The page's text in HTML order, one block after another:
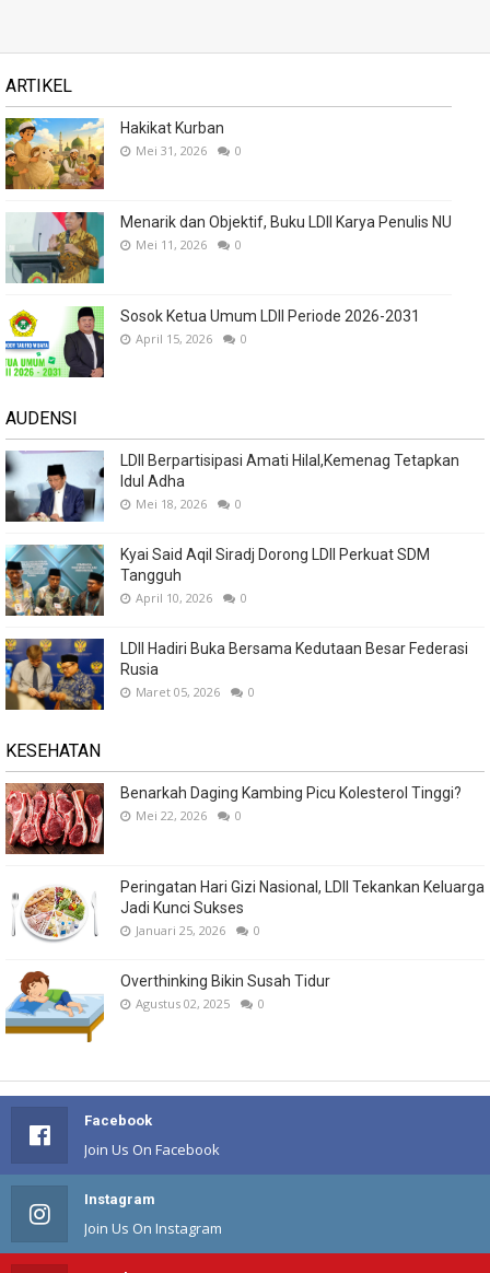
ARTIKEL
Hakikat Kurban
Mei 31, 2026 0
Menarik dan Objektif, Buku LDII Karya Penulis NU
Mei 11, 2026 0
Sosok Ketua Umum LDII Periode 2026-2031
April 15, 2026 0
AUDENSI
LDII Berpartisipasi Amati Hilal,Kemenag Tetapkan
Idul Adha
Mei 18, 2026 0
Kyai Said Aqil Siradj Dorong LDII Perkuat SDM
Tangguh
April 10, 2026 0
LDII Hadiri Buka Bersama Kedutaan Besar Federasi
Rusia
Maret 05, 2026 0
KESEHATAN
Benarkah Daging Kambing Picu Kolesterol Tinggi?
Mei 22, 2026 0
Peringatan Hari Gizi Nasional, LDII Tekankan Keluarga
Jadi Kunci Sukses
Januari 25, 2026 0
Overthinking Bikin Susah Tidur
Agustus 02, 2025 0
Facebook
Join Us On Facebook
Instagram
Join Us On Instagram